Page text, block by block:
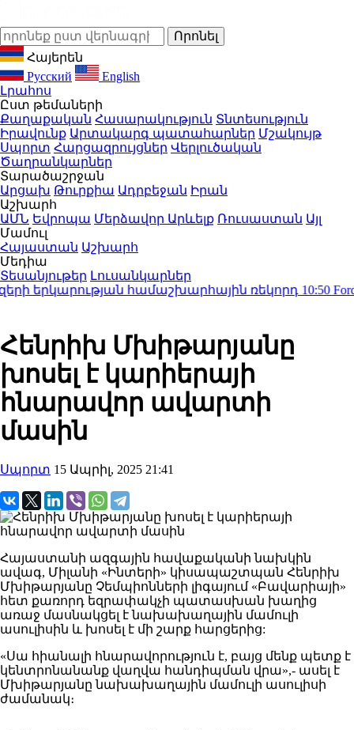
Հայերեն
Русский
English
Լրահոս
Ըստ թեմաների
Քաղաքական Հասարակություն Տնտեսություն
Իրավունք Արտակարգ պատահարներ Մշակույթ
Սպորտ Հարցազրույցներ Վերլուծական
Ծաղրանկարներ
Տարածաշրջան
Արցախ Թուրքիա Ադրբեջան Իրան
Աշխարհ
ԱՄՆ Եվրոպա Մերձավոր Արևելք Ռուսաստան Այլ
Մամուլ
Հայաստան Աշխարհ
Մեդիա
Տեսանյութեր Լուսանկարներ
երկարության համաշխարհային ռեկորդ10:50Ford-ը
Հենրիխ Մխիթարյանը
խոսել է կարիերայի
հնարավոր ավարտի
մասին
Սպորտ 15 Ապրիլ, 2025 21:41
Հայաստանի ազգային հավաքականի նախկին
ավագ, Միլանի «Ինտերի» կիսապաշտպան Հենրիխ
Մխիթարյանը Չեմպիոնների լիգայում «Բավարիայի»
հետ քառորդ եզրափակչի պատասխան խաղից
առաջ մասնակցել է նախախաղային մամուլի
ասուլիսին և խոսել է մի շարք հարցերից:
«Սա հիանալի հնարավորություն է, բայց մենք պետք է
կենտրոնանանք վաղվա հանդիպման վրա»,- ասել է
Մխիթարյանը նախախաղային մամուլի ասուլիսի
ժամանակ։